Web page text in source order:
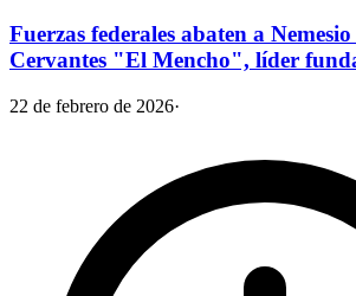
Fuerzas federales abaten a
Cervantes "El Mencho", líder
22 de febrero de 2026·